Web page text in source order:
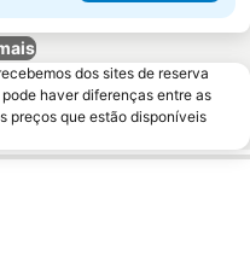
dos sites de reserva
haver diferenças entre as
preços que estão disponíveis